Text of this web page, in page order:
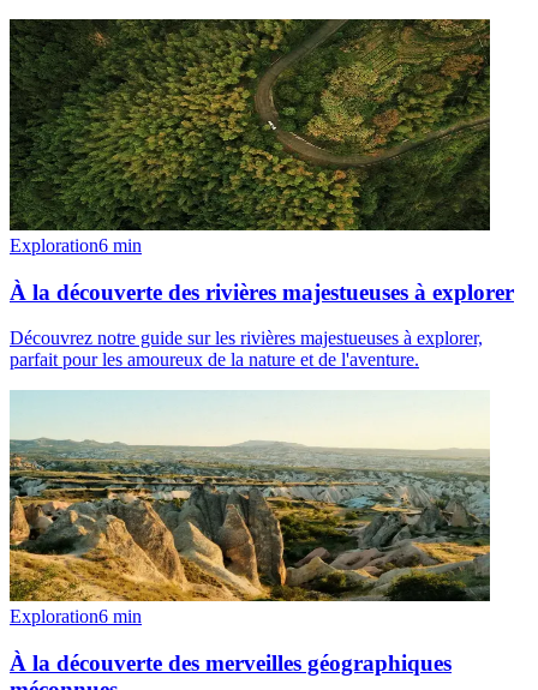
Exploration6 min
À la découverte des rivières majestueuses à explorer
Découvrez notre guide sur les rivières majestueuses à explorer,
parfait pour les amoureux de la nature et de l'aventure.
Exploration6 min
À la découverte des merveilles géographiques